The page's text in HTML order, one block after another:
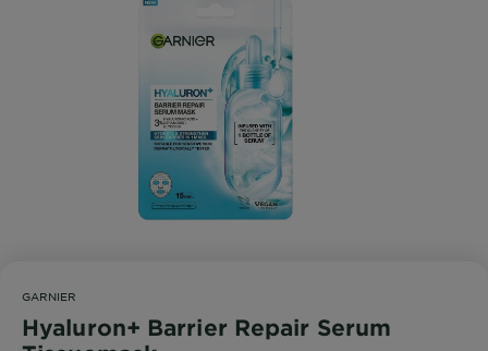
GARNIER
Hyaluron+ Barrier Repair Serum